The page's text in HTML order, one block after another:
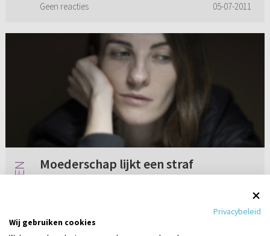
Geen reacties 05-07-2011
Moederschap lijkt een straf
biologische moeder. Ik voel me geen moeder,
ik gedraag me niet als moeder, heb niet het
Privacybeleid
Wij gebruiken cookies